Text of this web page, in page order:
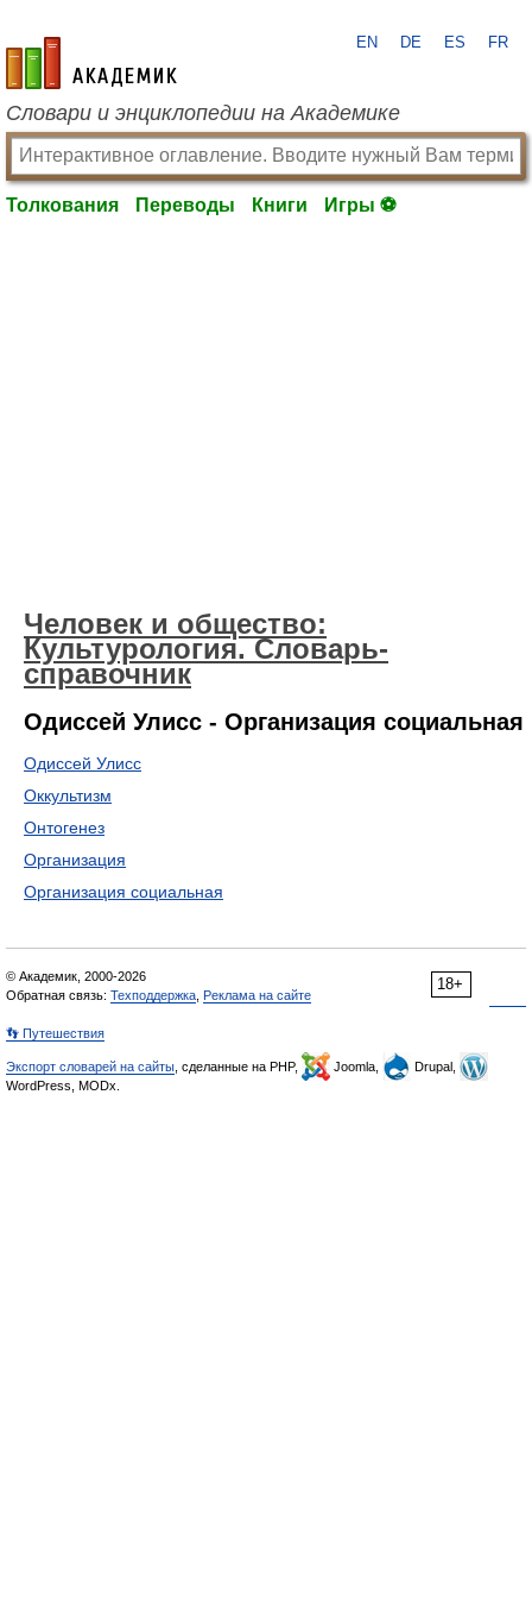
academic.ru
EN DE ES FR
Словари и энциклопедии на Академике
Толкования Переводы Книги Игры ⚽
Человек и общество:
Культурология. Словарь-
справочник
Одиссей Улисс - Организация социальная
Одиссей Улисс
Оккультизм
Онтогенез
Организация
Организация социальная
18+
© Академик, 2000-2026
Обратная связь: Техподдержка Реклама на сайте
👣 Путешествия
Экспорт словарей на сайты , сделанные на PHP, Joomla,
Drupal,
WordPress, MODx.